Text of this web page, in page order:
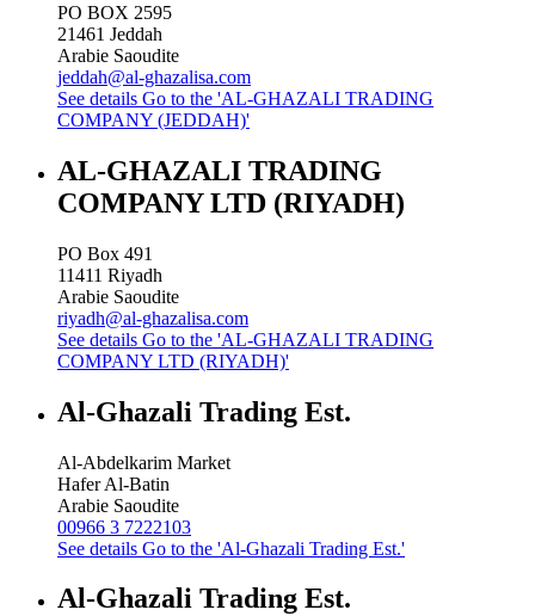
PO BOX 2595
21461 Jeddah
Arabie Saoudite
jeddah@al-ghazalisa.com
See details Go to the 'AL-GHAZALI TRADING
COMPANY (JEDDAH)'
AL-GHAZALI TRADING
COMPANY LTD (RIYADH)
PO Box 491
11411 Riyadh
Arabie Saoudite
riyadh@al-ghazalisa.com
See details Go to the 'AL-GHAZALI TRADING
COMPANY LTD (RIYADH)'
Al-Ghazali Trading Est.
Al-Abdelkarim Market
Hafer Al-Batin
Arabie Saoudite
00966 3 7222103
See details Go to the 'Al-Ghazali Trading Est.'
Al-Ghazali Trading Est.